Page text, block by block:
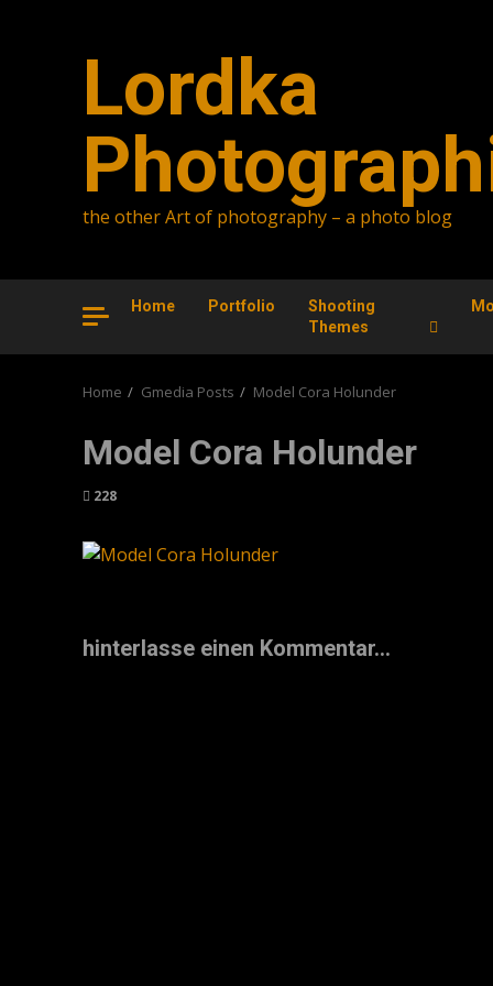
Lordka
the other Art of photography – a photo blog
Home Portfolio
Shooting
Themes
Home Gmedia Posts Model Cora Holunder
Model Cora Holunder
228
hinterlasse einen Kommentar...